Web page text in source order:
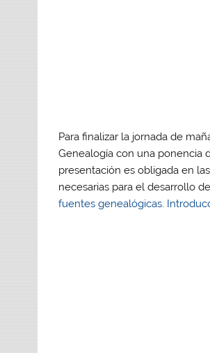
Para finalizar la jornada de
Genealogía con una ponencia
presentación es obligada en
necesarias para el desarrollo
fuentes genealógicas.